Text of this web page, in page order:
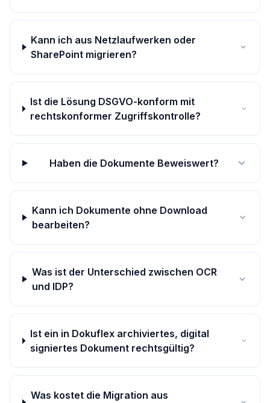
Kann ich aus Netzlaufwerken oder
SharePoint migrieren?
Ist die Lösung DSGVO-konform mit
rechtskonformer Zugriffskontrolle?
Haben die Dokumente Beweiswert?
Kann ich Dokumente ohne Download
bearbeiten?
Was ist der Unterschied zwischen OCR
und IDP?
Ist ein in Dokuflex archiviertes, digital
signiertes Dokument rechtsgültig?
Was kostet die Migration aus